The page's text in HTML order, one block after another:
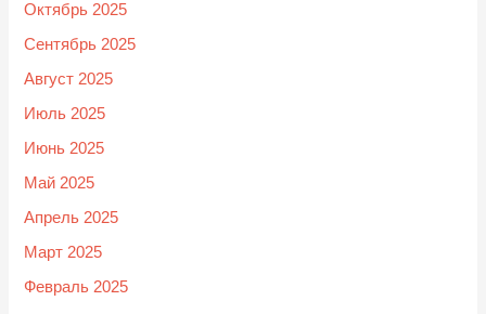
Октябрь 2025
Сентябрь 2025
Август 2025
Июль 2025
Июнь 2025
Май 2025
Апрель 2025
Март 2025
Февраль 2025